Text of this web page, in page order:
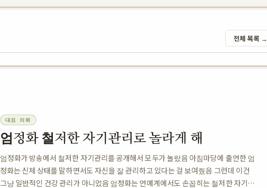
전체 목록 →
대표 의뢰
엄정화 철저한 자기관리로 놀라게 해
엄정화가 방송에서 철저한 자기관리를 공개해서 모두가 놀랐음 아침마당에 출연한 엄
정화는 신체 상태를 말하면서도 자신을 잘 관리하고 있다는 걸 보여줬음 그런데 이건
그냥 일반적인 건강 관리가 아니었음 엄정화는 연예계에서도 손꼽히는 철저한 자기관